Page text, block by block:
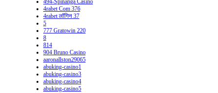
4rabet Com 376
4rabet लॉगिन 37
5
777 Gratowin 220
8
814
904 Bruno Casino
aaronallston29065
abuking-casino1
abuking-casino3
abuking-casino4
abuking-casino5